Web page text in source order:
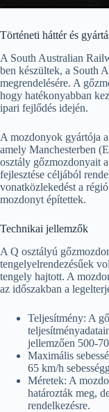
Történeti háttér és
A South Australian
ben készültek, a South
megrendelésére. A
hogy hatékonyabban
ipari fejlődés idején.
A mozdonyok gyártója
amely Manchesterben
osztály gőzmozdonyait
fejlesztése céljából
vonatközlekedést a
mozdonyt építettek.
Technikai jellemzők
A Q osztályú
tengelyelrendezésűek
tengely hajtott. A
az időszakban a
Teljesítmény: A
jellemzően 500-
Maximális
65 km/h
Méretek: A
határozták meg,
rendelkezésre.